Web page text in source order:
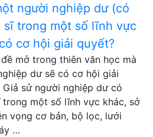
người nghiệp dư (có
sĩ trong một số lĩnh vực
cơ hội giải quyết?
mở trong thiên văn học mà
dư sẽ có cơ hội giải
sử người nghiệp dư có
trong một số lĩnh vực khác, sở
vọng cơ bản, bộ lọc, lưới
…